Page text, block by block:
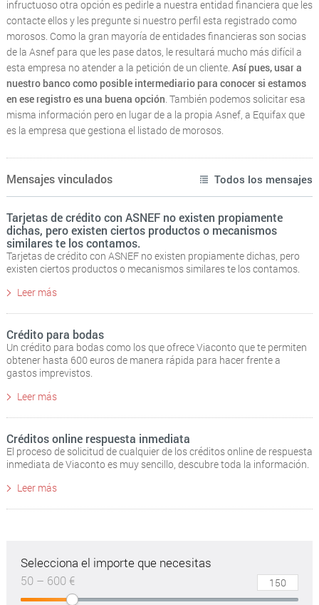
infructuoso otra opción es pedirle a nuestra entidad financiera que les
contacte ellos y les pregunte si nuestro perfil esta registrado como
morosos. Como la gran mayoría de entidades financieras son socias
de la Asnef para que les pase datos, le resultará mucho más difícil a
esta empresa no atender a la petición de un cliente. Así pues, usar a
nuestro banco como posible intermediario para conocer si estamos
en ese registro es una buena opción . También podemos solicitar esa
misma información pero en lugar de a la propia Asnef, a Equifax que
es la empresa que gestiona el listado de morosos.
Mensajes vinculados Todos los mensajes
Tarjetas de crédito con ASNEF no existen propiamente
dichas, pero existen ciertos productos o mecanismos
similares te los contamos.
Tarjetas de crédito con ASNEF no existen propiamente dichas, pero
existen ciertos productos o mecanismos similares te los contamos.
Leer más
Crédito para bodas
Un crédito para bodas como los que ofrece Viaconto que te permiten
obtener hasta 600 euros de manera rápida para hacer frente a
gastos imprevistos.
Leer más
Créditos online respuesta inmediata
El proceso de solicitud de cualquier de los créditos online de respuesta
inmediata de Viaconto es muy sencillo, descubre toda la información.
Leer más
Selecciona el importe que necesitas
50 – 600 €